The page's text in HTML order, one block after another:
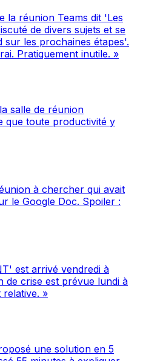
la réunion Teams dit 'Les
de divers sujets et se
sur les prochaines étapes'.
Pratiquement inutile. »
salle de réunion
que toute productivité y
à chercher qui avait
le Google Doc. Spoiler :
est arrivé vendredi à
de crise est prévue lundi à
»
une solution en 5